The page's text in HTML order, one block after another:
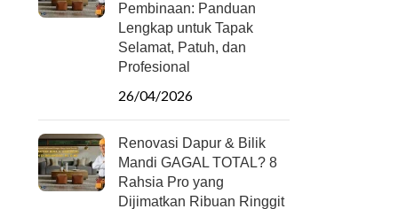
Pembinaan: Panduan
Lengkap untuk Tapak
Selamat, Patuh, dan
Profesional
26/04/2026
Renovasi Dapur & Bilik
Mandi GAGAL TOTAL? 8
Rahsia Pro yang
Dijimatkan Ribuan Ringgit